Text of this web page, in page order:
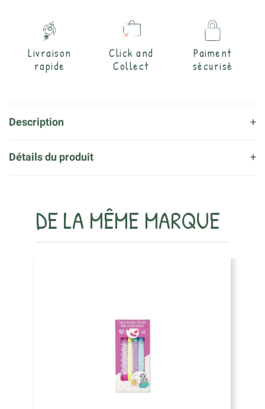
Livraison
rapide
Click and
Collect
Paiment
sécurisé
Description
Détails du produit
DE LA MÊME MARQUE